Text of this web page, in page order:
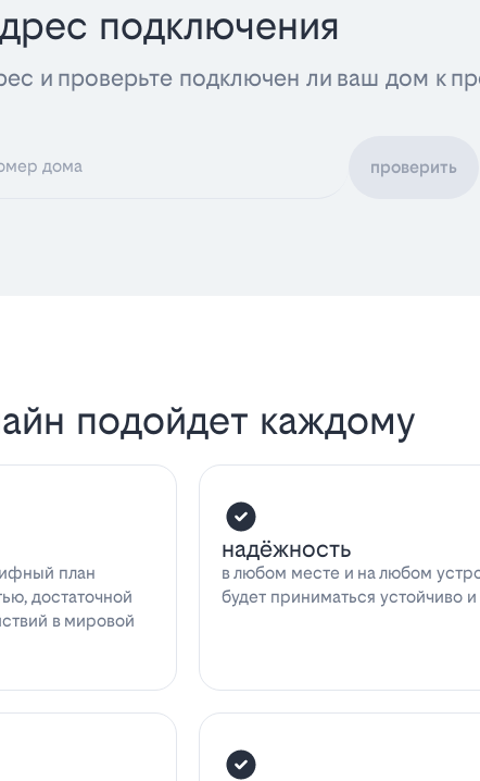
подключения
и проверьте подключен ли ваш дом к
проверить
подойдет каждому
план
достаточной
в мировой
надёжность
в любом месте и на любом
будет приниматься устойчиво